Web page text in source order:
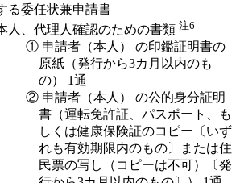
る委任状兼申請書
人、代理人確認のための書類 注6
① 申請者（本人） の印鑑証明書の
原紙（発行から3カ月以内のも
の） 1通
② 申請者（本人） の公的身分証明
書（運転免許証、パスポート、も
しくは健康保険証のコピー〔いず
れも有効期限内のもの〕または住
民票の写し（コピーは不可）〔発